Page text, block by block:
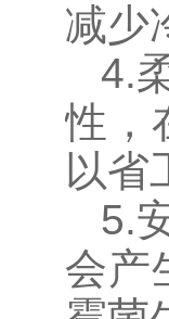
减少
4.
性，
以省
5.
会产